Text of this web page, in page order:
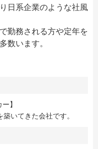
日系企業のような社風
勤務される方や定年を
数います。
】
いてきた会社です。